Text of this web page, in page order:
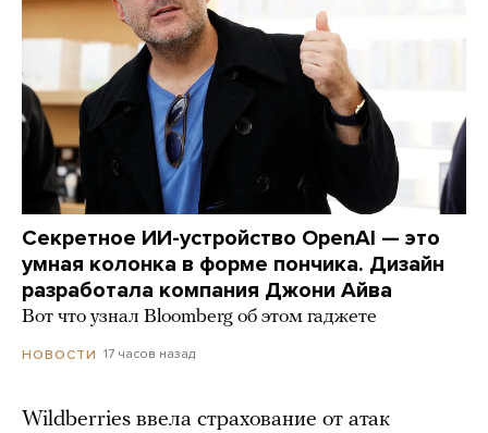
Секретное ИИ-устройство OpenAI — это
умная колонка в форме пончика. Дизайн
разработала компания Джони Айва
Вот что узнал Bloomberg об этом гаджете
НОВОСТИ 17 часов назад
Wildberries ввела страхование от атак